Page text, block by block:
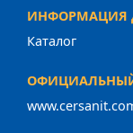
ИНФОРМАЦИЯ
Каталог
ОФИЦИАЛЬНЫЙ